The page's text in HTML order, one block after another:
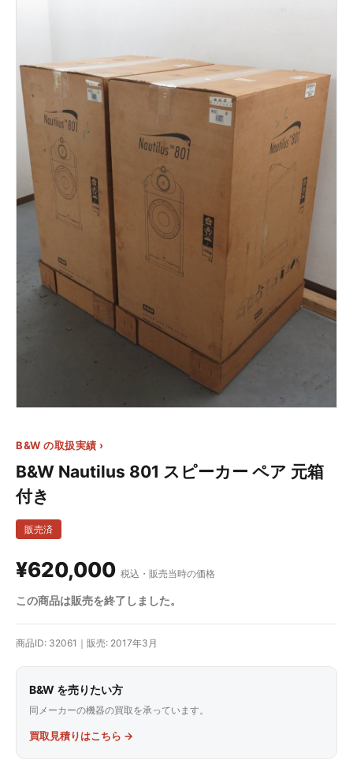
B&W の取扱実績 ›
B&W Nautilus 801 スピーカー ペア 元箱
付き
販売済
¥620,000 税込・販売当時の価格
この商品は販売を終了しました。
商品ID: 32061｜販売: 2017年3月
B&W を売りたい方
同メーカーの機器の買取を承っています。
買取見積りはこちら →